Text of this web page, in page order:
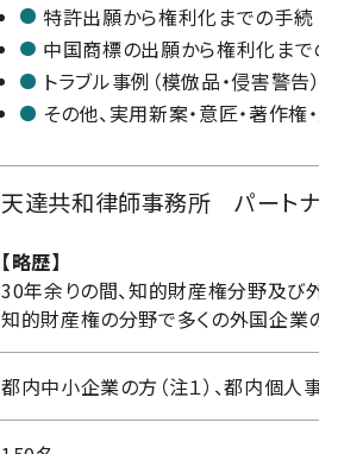
特許出願から権利化までの手続
中国商標の出願から権利化まで
トラブル事例（模倣品・侵害警告）
その他、実用新案・意匠・著作権
天達共和律師事務所 パー
【略歴】
30年余りの間、知的財産権分野及び外
知的財産権の分野で多くの外国企業の
都内中小企業の方（注１）、都内個人